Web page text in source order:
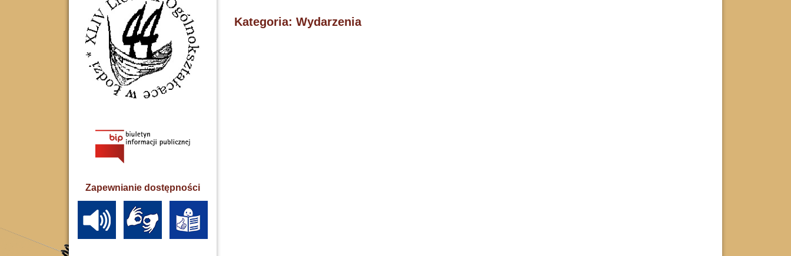
Zapewnianie dostępności
Kategoria: Wydarzenia